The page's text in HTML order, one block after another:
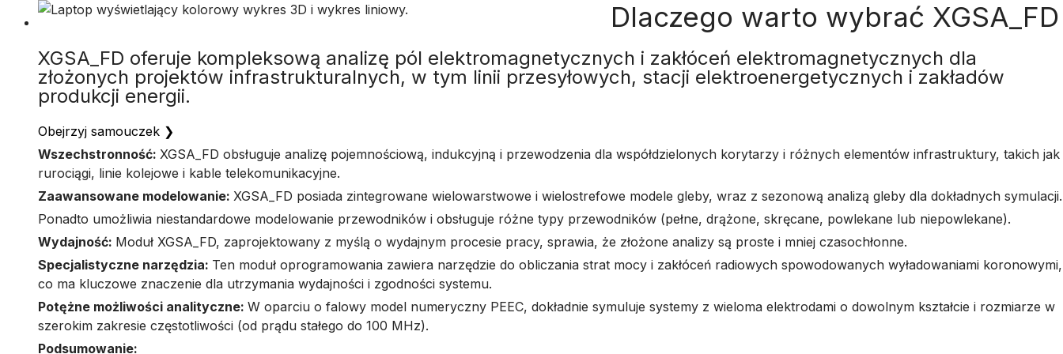
Dlaczego warto wybrać XGSA_FD
XGSA_FD oferuje kompleksową analizę pól elektromagnetycznych i zakłóceń elektromagnetycznych dla
złożonych projektów infrastrukturalnych, w tym linii przesyłowych, stacji elektroenergetycznych i zakładów
produkcji energii.
Obejrzyj samouczek ❯
Wszechstronność: XGSA_FD obsługuje analizę pojemnościową, indukcyjną i przewodzenia dla współdzielonych korytarzy i różnych elementów infrastruktury, takich jak
rurociągi, linie kolejowe i kable telekomunikacyjne.
Zaawansowane modelowanie: XGSA_FD posiada zintegrowane wielowarstwowe i wielostrefowe modele gleby, wraz z sezonową analizą gleby dla dokładnych symulacji.
Ponadto umożliwia niestandardowe modelowanie przewodników i obsługuje różne typy przewodników (pełne, drążone, skręcane, powlekane lub niepowlekane).
Wydajność: Moduł XGSA_FD, zaprojektowany z myślą o wydajnym procesie pracy, sprawia, że złożone analizy są proste i mniej czasochłonne.
Specjalistyczne narzędzia: Ten moduł oprogramowania zawiera narzędzie do obliczania strat mocy i zakłóceń radiowych spowodowanych wyładowaniami koronowymi,
co ma kluczowe znaczenie dla utrzymania wydajności i zgodności systemu.
Potężne możliwości analityczne: W oparciu o falowy model numeryczny PEEC, dokładnie symuluje systemy z wieloma elektrodami o dowolnym kształcie i rozmiarze w
szerokim zakresie częstotliwości (od prądu stałego do 100 MHz).
Podsumowanie: